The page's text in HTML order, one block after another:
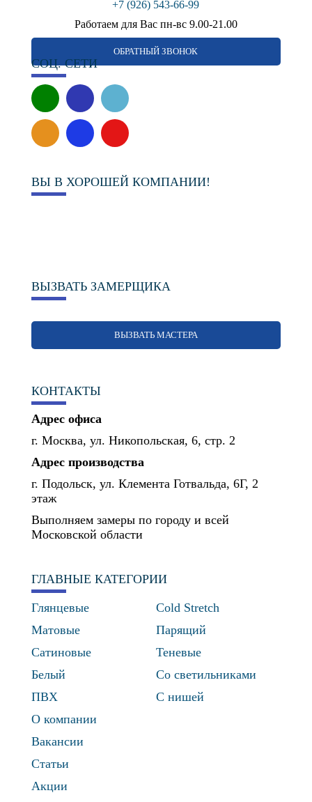
+7 (926) 543-66-99
Работаем для Вас пн-вс 9.00-21.00
ОБРАТНЫЙ ЗВОНОК
СОЦ. СЕТИ
ВЫ В ХОРОШЕЙ КОМПАНИИ!
ВЫЗВАТЬ ЗАМЕРЩИКА
ВЫЗВАТЬ МАСТЕРА
КОНТАКТЫ
Адрес офиса
г. Москва, ул. Никопольская, 6, стр. 2
Адрес производства
г. Подольск, ул. Клемента Готвальда, 6Г, 2
этаж
Выполняем замеры по городу и всей
Московской области
ГЛАВНЫЕ КАТЕГОРИИ
Глянцевые
Матовые
Сатиновые
Белый
ПВХ
Cold Stretch
Парящий
Теневые
Со светильниками
С нишей
О компании
Вакансии
Статьи
Акции